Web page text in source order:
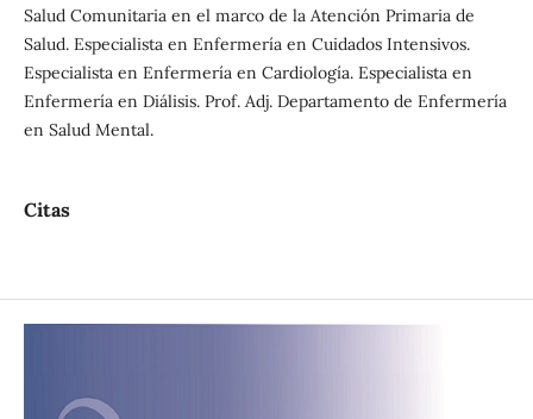
Salud Comunitaria en el marco de la Atención Primaria de
Salud. Especialista en Enfermería en Cuidados Intensivos.
Especialista en Enfermería en Cardiología. Especialista en
Enfermería en Diálisis. Prof. Adj. Departamento de Enfermería
en Salud Mental.
Citas